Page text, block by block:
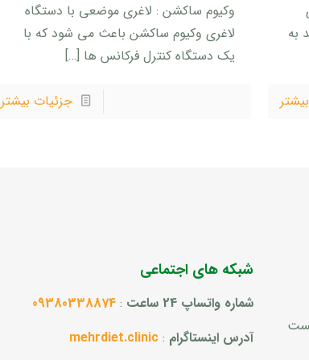
به
وکیوم ساکشن : لاغری موضعی با دستگاه
لاغری وکیوم ساکشن باعث می شود که با
یک دستگاه کنترل فرکانس ها […]
جزئیات بیشتر
شبکه های اجتماعی
شماره واتساپ 24 ساعت :
09380338874
آدرس اینستاگرام :
mehrdiet.clinic